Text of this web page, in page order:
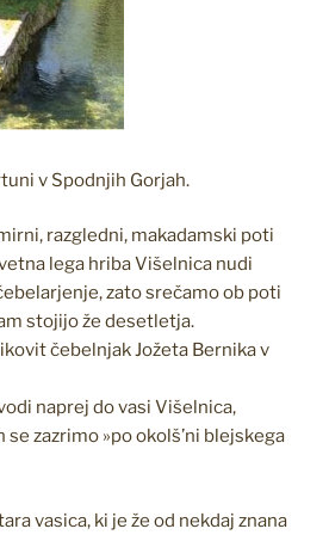
v Spodnjih Gorjah.
razgledni, makadamski poti
lega hriba Višelnica nudi
zato srečamo ob poti
stojijo že desetletja.
čebelnjak Jožeta Bernika v
naprej do vasi Višelnica,
zazrimo »po okolš’ni blejskega
vasica, ki je že od nekdaj znana